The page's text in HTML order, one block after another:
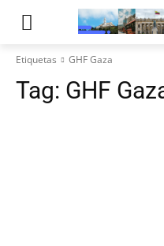
Etiquetas GHF Gaza
Tag: GHF